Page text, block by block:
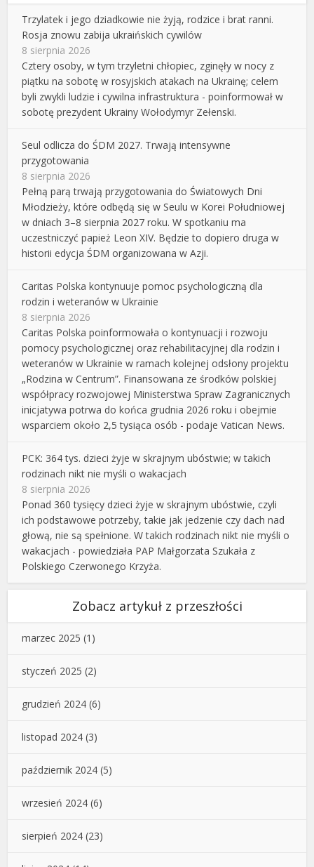
Trzylatek i jego dziadkowie nie żyją, rodzice i brat ranni.
Rosja znowu zabija ukraińskich cywilów
8 sierpnia 2026
Cztery osoby, w tym trzyletni chłopiec, zginęły w nocy z
piątku na sobotę w rosyjskich atakach na Ukrainę; celem
byli zwykli ludzie i cywilna infrastruktura - poinformował w
sobotę prezydent Ukrainy Wołodymyr Zełenski.
Seul odlicza do ŚDM 2027. Trwają intensywne
przygotowania
8 sierpnia 2026
Pełną parą trwają przygotowania do Światowych Dni
Młodzieży, które odbędą się w Seulu w Korei Południowej
w dniach 3–8 sierpnia 2027 roku. W spotkaniu ma
uczestniczyć papież Leon XIV. Będzie to dopiero druga w
historii edycja ŚDM organizowana w Azji.
Caritas Polska kontynuuje pomoc psychologiczną dla
rodzin i weteranów w Ukrainie
8 sierpnia 2026
Caritas Polska poinformowała o kontynuacji i rozwoju
pomocy psychologicznej oraz rehabilitacyjnej dla rodzin i
weteranów w Ukrainie w ramach kolejnej odsłony projektu
„Rodzina w Centrum”. Finansowana ze środków polskiej
współpracy rozwojowej Ministerstwa Spraw Zagranicznych
inicjatywa potrwa do końca grudnia 2026 roku i obejmie
wsparciem około 2,5 tysiąca osób - podaje Vatican News.
PCK: 364 tys. dzieci żyje w skrajnym ubóstwie; w takich
rodzinach nikt nie myśli o wakacjach
8 sierpnia 2026
Ponad 360 tysięcy dzieci żyje w skrajnym ubóstwie, czyli
ich podstawowe potrzeby, takie jak jedzenie czy dach nad
głową, nie są spełnione. W takich rodzinach nikt nie myśli o
wakacjach - powiedziała PAP Małgorzata Szukała z
Polskiego Czerwonego Krzyża.
Zobacz artykuł z przeszłości
marzec 2025 (1)
styczeń 2025 (2)
grudzień 2024 (6)
listopad 2024 (3)
październik 2024 (5)
wrzesień 2024 (6)
sierpień 2024 (23)